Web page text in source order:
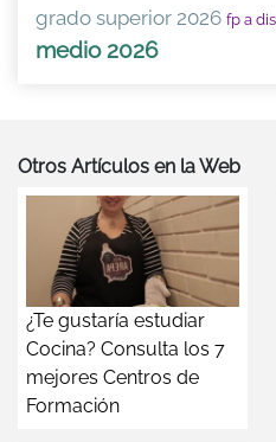
grado superior 2026 fp a
medio 2026
Otros Artículos en la Web
¿Te gustaría estudiar
Cocina? Consulta los 7
mejores Centros de
Formación